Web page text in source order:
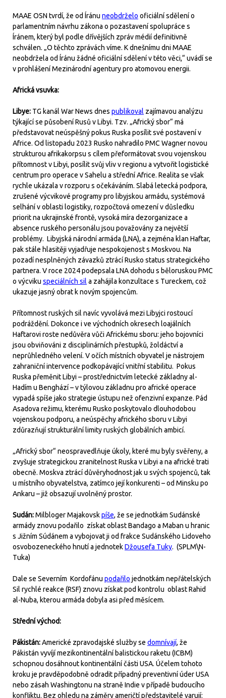
MAAE OSN tvrdí, že od Íránu neobdrželo oficiální sdělení o
parlamentním návrhu zákona o pozastavení spolupráce s
Íránem, který byl podle dřívějších zpráv médií definitivně
schválen. „O těchto zprávách víme. K dnešnímu dni MAAE
neobdržela od Íránu žádné oficiální sdělení v této věci,“ uvádí se
v prohlášení Mezinárodní agentury pro atomovou energii.
Africká vsuvka:
Libye: TG kanál War News dnes publikoval zajímavou analýzu
týkající se působení Rusů v Libyi. Tzv. „Africký sbor“ má
představovat neúspěšný pokus Ruska posílit své postavení v
Africe. Od listopadu 2023 Rusko nahradilo PMC Wagner novou
strukturou afrikakorpsu s cílem přeformátovat svou vojenskou
přítomnost v Libyi, posílit svůj vliv v regionu a vytvořit logistické
centrum pro operace v Sahelu a střední Africe. Realita se však
rychle ukázala v rozporu s očekáváním. Slabá letecká podpora,
zrušené výcvikové programy pro libyjskou armádu, systémová
selhání v oblasti logistiky, rozpočtová omezení v důsledku
priorit na ukrajinské frontě, vysoká míra dezorganizace a
absence ruského personálu jsou považovány za největší
problémy. Libyjská národní armáda (LNA), a zejména klan Haftar,
pak stále hlasitěji vyjadřuje nespokojenost s Moskvou. Na
pozadí nesplněných závazků ztrácí Rusko status strategického
partnera. V roce 2024 podepsala LNA dohodu s běloruskou PMC
o výcviku speciálních sil a zahájila konzultace s Tureckem, což
ukazuje jasný obrat k novým spojencům.
Přítomnost ruských sil navíc vyvolává mezi Libyjci rostoucí
podráždění. Dokonce i ve východních okresech loajálních
Haftarovi roste nedůvěra vůči Africkému sboru: jeho bojovníci
jsou obviňováni z disciplinárních přestupků, žoldáctví a
neprůhledného velení. V očích místních obyvatel je nástrojem
zahraniční intervence podkopávající vnitřní stabilitu. Pokus
Ruska přeměnit Libyi – prostřednictvím letecké základny al-
Hadím u Benghází – v týlovou základnu pro africké operace
vypadá spíše jako strategie ústupu než ofenzivní expanze. Pád
Asadova režimu, kterému Rusko poskytovalo dlouhodobou
vojenskou podporu, a neúspěchy afrického sboru v Libyi
zdůrazňují strukturální limity ruských globálních ambicí.
„Africký sbor“ neospravedlňuje úkoly, které mu byly svěřeny, a
zvyšuje strategickou zranitelnost Ruska v Libyi a na africké trati
obecně. Moskva ztrácí důvěryhodnost jak u svých spojenců, tak
u místního obyvatelstva, zatímco její konkurenti – od Minsku po
Ankaru – již obsazují uvolněný prostor.
Sudán:Milbloger Majakovskpíše, že se jednotkám Sudánské
armády znovu podařilo získat oblast Bandago a Maban u hranic
s Jižním Súdánem a vybojovat ji od frakce Sudánského Lidoveho
osvobozeneckého hnutí a jednotekDžousefa Tuky. (SPLM\N-
Tuka)
Dale se Severním Kordofánu podařilo jednotkám nepřátelských
Sil rychlé reakce (RSF) znovu získat pod kontrolu oblast Rahid
al-Nuba, kterou armáda dobyla asi před měsícem.
Střední východ:
Pákistán:Americké zpravodajské služby se domnívají, že
Pákistán vyvíjí mezikontinentální balistickou raketu (ICBM)
schopnou dosáhnout kontinentální části USA. Účelem tohoto
kroku je pravděpodobně odradit případný preventivní úder USA
nebo zásah Washingtonu na straně Indie v případě budoucího
konfliktu. Bez ohledu na záměry američtí představitelé varují: